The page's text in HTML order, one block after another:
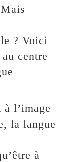
? Voici
centre
à l’image
la langue
à